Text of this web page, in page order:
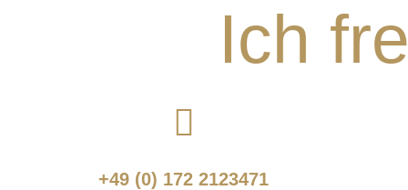
Ich
+49 (0) 172 2123471